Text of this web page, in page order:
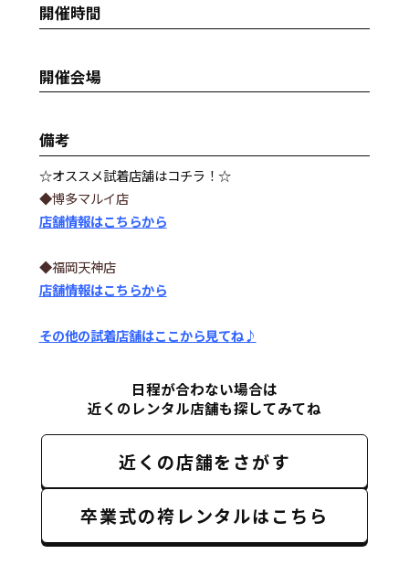
開催時間
開催会場
備考
☆オススメ試着店舗はコチラ！☆
◆博多マルイ店
店舗情報はこちらから
◆福岡天神店
店舗情報はこちらから
その他の試着店舗はここから見てね♪
日程が合わない場合は
近くのレンタル店舗も探してみてね
近くの店舗をさがす
卒業式の袴レンタルはこちら